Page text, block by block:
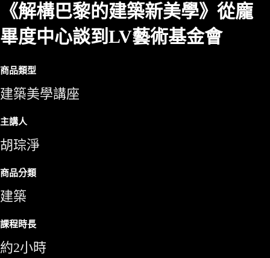
《解構巴黎的建築新美學》從龐
畢度中心談到LV藝術基金會
商品類型
建築美學講座
主講人
胡琮淨
商品分類
建築
課程時長
約2小時